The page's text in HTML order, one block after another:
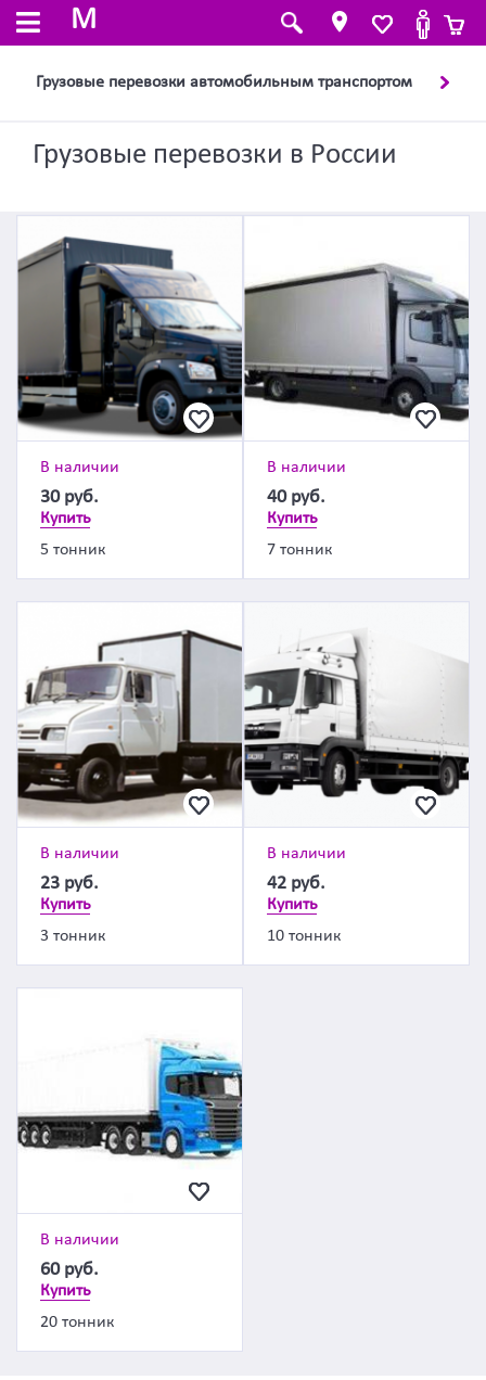
M
Грузовые перевозки автомобильным транспортом
Грузовые перевозки в России
В наличии
30 руб.
Купить
5 тонник
В наличии
40 руб.
Купить
7 тонник
В наличии
23 руб.
Купить
3 тонник
В наличии
42 руб.
Купить
10 тонник
В наличии
60 руб.
Купить
20 тонник